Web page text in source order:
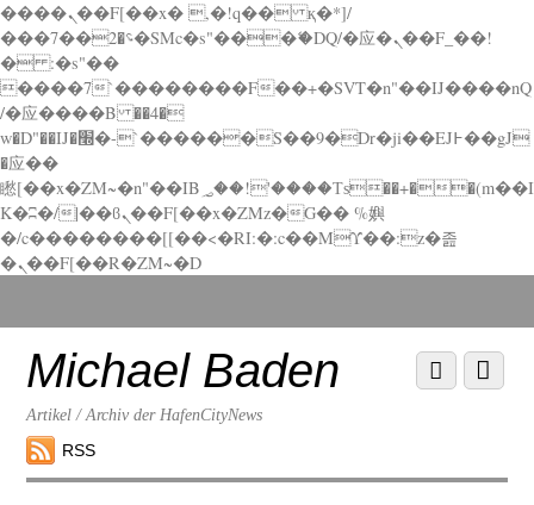
����ܢ��F[��x� ,�!q�� қ�*]/
���؝�2��7�SMc�s"���ޭ�DQ/�应�ܢ��F_��!
� :�s"��
����7`��������F��+�SVT�n"��IJ����nQ
/�应����B ��4�
w�D"��IJ�׭�-`������S��9�Dr�ji��EJ߅��gJ
�应��
矁[��x�ZM~�n"��IB؃��!'����Тѕ��+��(m��I
K�ʭ�/|��ϐܢ��F[��x�ZMz�G�� %嬩
�/c��������[[��<�RI:�:c��MΎ��:z�졾
�ܢ��F[��R�ZM~�D
down
contentMichael Baden
Artikel / Archiv der HafenCityNews
RSS
Menu
Scroll
down